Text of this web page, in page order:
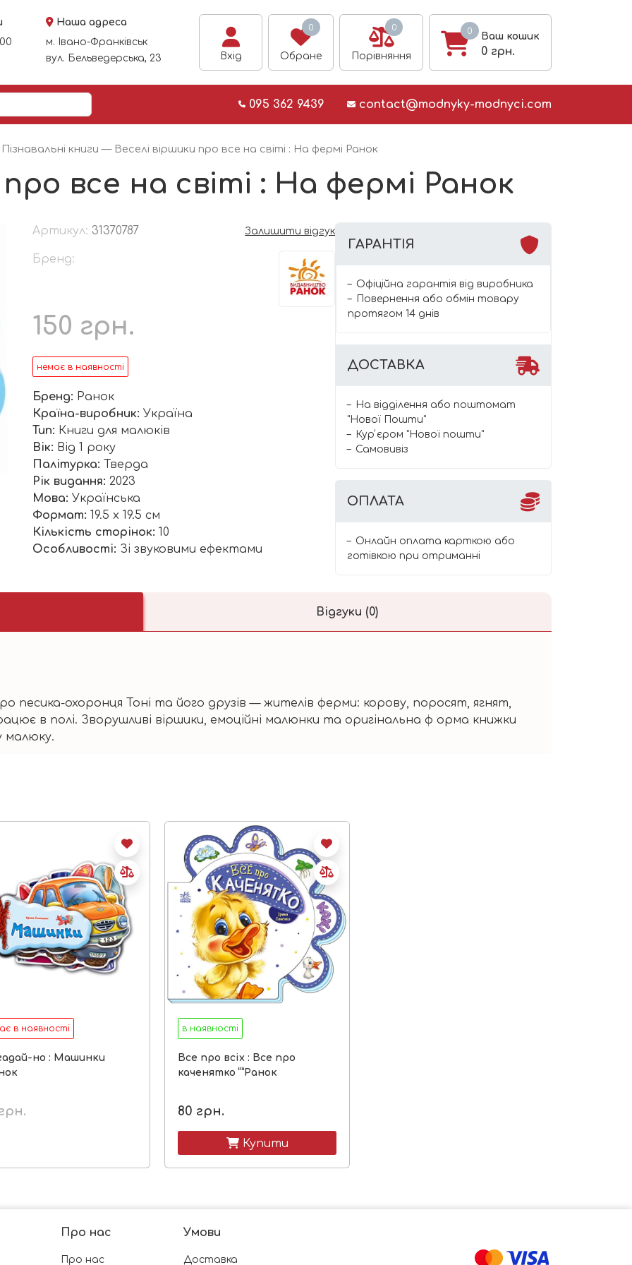
Наша адреса
м. Івано-Франківськ
вул. Бельведерська, 23
Вхід
0
Обране
0
Порівняння
0
Ваш кошик
0 грн.
095 362 9439 contact@modnyky-modnyci.com
Пізнавальні книги — Веселі віршики про все на світі : На фермі Ранок
все на світі : На фермі Ранок
Артикул: 31370787 Залишити відгук
Бренд:
150 грн.
немає в наявності
Бренд: Ранок
Країна-виробник: Україна
Тип: Книги для малюків
Вік: Від 1 року
Палітурка:
Тверда
Рік видання: 2023
Мова: Українська
Формат: 19.5 x 19.5 см
Кількість сторінок: 10
Особливості: Зі звуковими ефектами
ГАРАНТІЯ
Офіційна гарантія від виробника
Повернення або обмін товару
протягом 14 днів
ДОСТАВКА
На відділення або поштомат
"Нової Пошти"
Курʼєром "Нової пошти"
Самовивіз
ОПЛАТА
Онлайн оплата карткою або
готівкою при отриманні
Відгуки (0)
песика-охоронця Тонi та його друзiв — жителiв ферми: корову, поросят, ягнят,
в полi. Зворушливi вiршики, емоцiйнi малюнки та оригiнальна ф орма книжки
малюку.
в наявності
но : Машинки
в наявності
Все про всіх : Все про
каченятко “”Ранок
80 грн.
 Купити
Про нас
Про нас
Умови
Доставка